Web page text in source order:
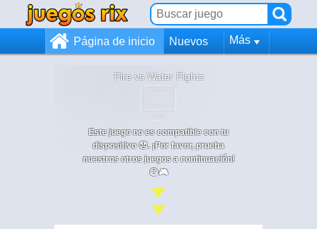
Página de inicio Nuevos Más
Fire vs Water Fights
Este juego no es compatible con tu
dispositivo 😞. ¡Por favor, prueba
nuestros otros juegos a continuación!
😄🎮